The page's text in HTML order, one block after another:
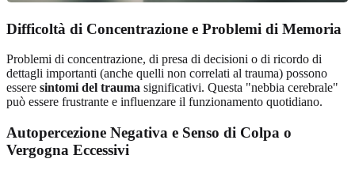
Difficoltà di Concentrazione e Problemi di Memoria
Problemi di concentrazione, di presa di decisioni o di ricordo di
dettagli importanti (anche quelli non correlati al trauma) possono
essere sintomi del trauma significativi. Questa "nebbia cerebrale"
può essere frustrante e influenzare il funzionamento quotidiano.
Autopercezione Negativa e Senso di Colpa o
Vergogna Eccessivi